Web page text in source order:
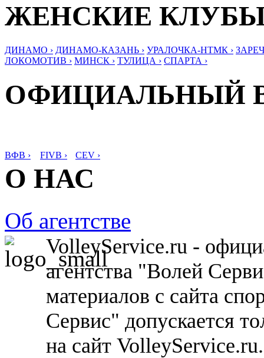
ЖЕНСКИЕ
ДИНАМО › ДИНАМО-КАЗАНЬ › УРАЛОЧКА-НТМК ›
ЛОКОМОТИВ › МИНСК › ТУЛИЦА › СПАРТА ›
ОФИЦИАЛЬНЫЙ
ВФВ › FIVB › CEV ›
О НАС
Об агентстве
VolleyService.ru -
агентства "Волей
материалов с сайта
Сервис" допускается
на сайт